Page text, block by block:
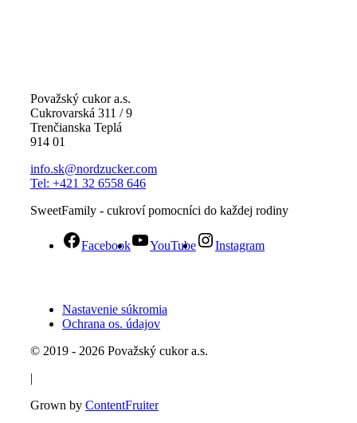
Považský cukor a.s.
Cukrovarská 311 / 9
Trenčianska Teplá
914 01
info.sk@nordzucker.com
Tel: +421 32 6558 646
SweetFamily - cukroví pomocníci do každej rodiny
Facebook YouTube Instagram
Nastavenie súkromia
Ochrana os. údajov
© 2019 - 2026 Považský cukor a.s.
|
Grown by ContentFruiter